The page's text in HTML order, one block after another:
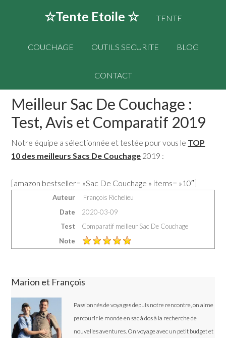
☆Tente Etoile ☆ TENTE
COUCHAGE OUTILS SECURITE BLOG
CONTACT
Meilleur Sac De Couchage :
Test, Avis et Comparatif 2019
Notre équipe a sélectionnée et testée pour vous le TOP
10 des meilleurs Sacs De Couchage 2019 :
[amazon bestseller= »Sac De Couchage » items= »10″]
Auteur
François Richelieu
Date
2020-03-09
Test
Comparatif meilleur Sac De Couchage
Note
Marion et François
Passionnés de voyages depuis notre rencontre, on aime
parcourir le monde en sac à dos à la recherche de
nouvelles aventures. On voyage avec un petit budget et